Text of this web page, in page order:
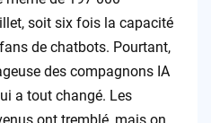
soit six fois la capacité
de chatbots. Pourtant,
des compagnons IA
a tout changé. Les